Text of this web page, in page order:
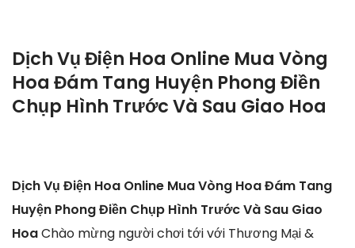
Dịch Vụ Điện Hoa Online Mua Vòng
Hoa Đám Tang Huyện Phong Điền
Chụp Hình Trước Và Sau Giao Hoa
Dịch Vụ Điện Hoa Online Mua Vòng Hoa Đám Tang
Huyện Phong Điền Chụp Hình Trước Và Sau Giao
HoaChào mừng người chơi tới với Thương Mại &